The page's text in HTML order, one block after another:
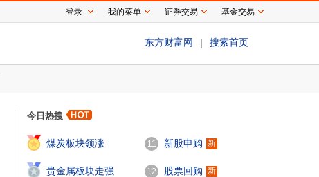
东方财富网 | 搜索首页
今日热搜
煤炭板块领涨
2
贵金属板块走强
11 新股申购 新
12 股票回购 新
登录 我的菜单 证券交易 基金交易